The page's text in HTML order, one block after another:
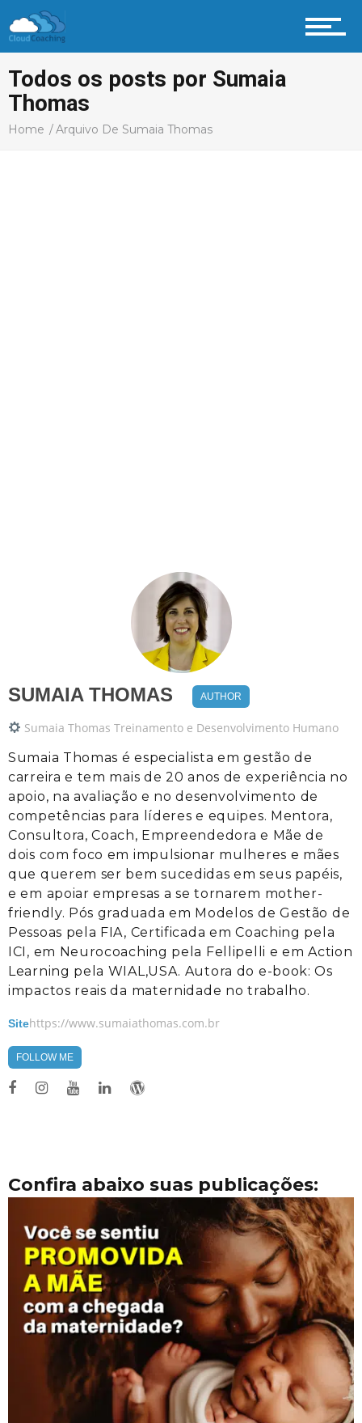
Profissional Coach
Todos os posts por Sumaia
Thomas
Home Arquivo De Sumaia Thomas
SUMAIA THOMAS AUTHOR
Sumaia Thomas Treinamento e Desenvolvimento Humano
Sumaia Thomas é especialista em gestão de
carreira e tem mais de 20 anos de experiência no
apoio, na avaliação e no desenvolvimento de
competências para líderes e equipes. Mentora,
Consultora, Coach, Empreendedora e Mãe de
dois com foco em impulsionar mulheres e mães
que querem ser bem sucedidas em seus papéis,
e em apoiar empresas a se tornarem mother-
friendly. Pós graduada em Modelos de Gestão de
Pessoas pela FIA, Certificada em Coaching pela
ICI, em Neurocoaching pela Fellipelli e em Action
Learning pela WIAL,USA. Autora do e-book: Os
impactos reais da maternidade no trabalho.
Sitehttps://www.sumaiathomas.com.br
FOLLOW ME
Confira abaixo suas publicações: